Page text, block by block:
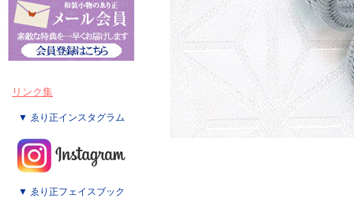
リンク集
▼ ゑり正インスタグラム
▼ ゑり正フェイスブック